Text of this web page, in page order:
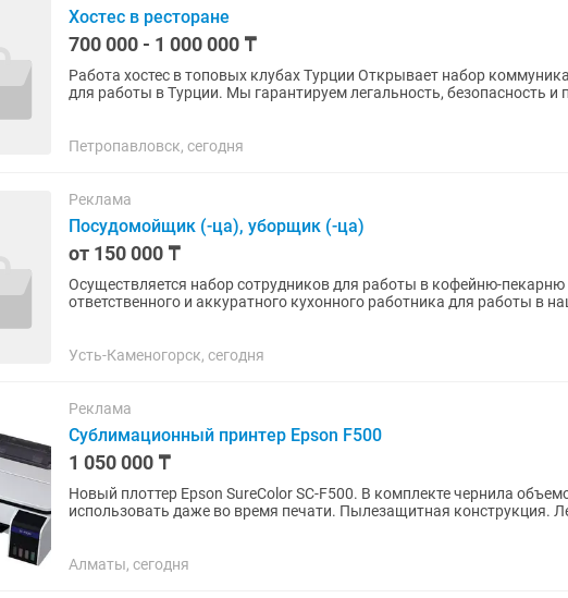
Хостес в ресторане
700 000 - 1 000 000 ₸
Работа хостес в топовых клубах Турции Открывает набор
для работы в Турции. Мы гарантируем легальность, безопасность
Петропавловск, сегодня
Реклама
Посудомойщик (-ца), уборщик (-ца)
от 150 000 ₸
Осуществляется набор сотрудников для работы в кофейню-
ответственного и аккуратного кухонного работника для работы в
Усть-Каменогорск, сегодня
Реклама
Сублимационный принтер Epson F500
1 050 000 ₸
Новый плоттер Epson SureColor SC-F500. В комплекте чернила
использовать даже во время печати. Пылезащитная конструкция. Легко переключаеться
Алматы, сегодня